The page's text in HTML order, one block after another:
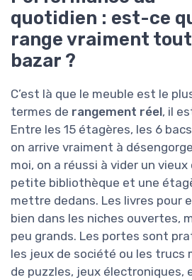
quotidien : est-ce
range vraiment
bazar ?
C’est là que le meuble est le
termes de rangement réel, il
Entre les 15 étagères, les 6
on arrive vraiment à
moi, on a réussi à vider un
petite bibliothèque et une
mettre dedans. Les livres pour
bien dans les niches ouvertes,
peu grands. Les portes sont
les jeux de société ou les trucs
de puzzles, jeux électroniques,